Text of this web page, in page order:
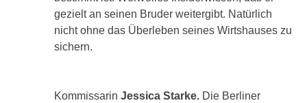
gezielt an seinen Bruder weitergibt. Natürlich
nicht ohne das Überleben seines Wirtshauses zu
sichern.
Kommissarin Jessica Starke. Die Berliner